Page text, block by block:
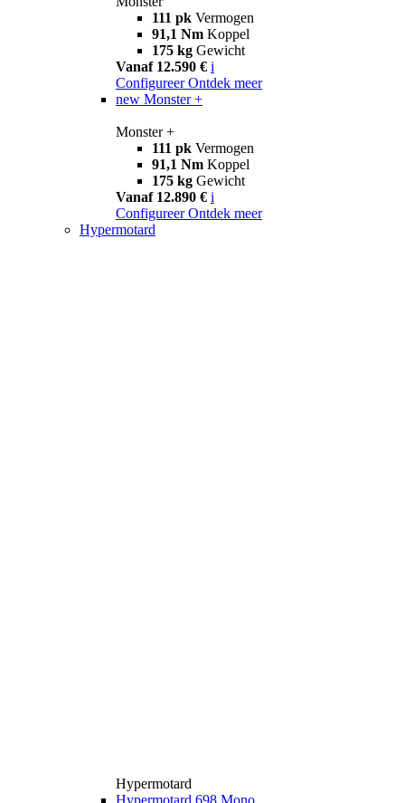
111 pk Vermogen
91,1 Nm Koppel
175 kg Gewicht
Vanaf 12.590 € i
Configureer Ontdek meer
new Monster +
Monster +
111 pk Vermogen
91,1 Nm Koppel
175 kg Gewicht
Vanaf 12.890 € i
Configureer Ontdek meer
Hypermotard
Hypermotard
Hypermotard 698 Mono